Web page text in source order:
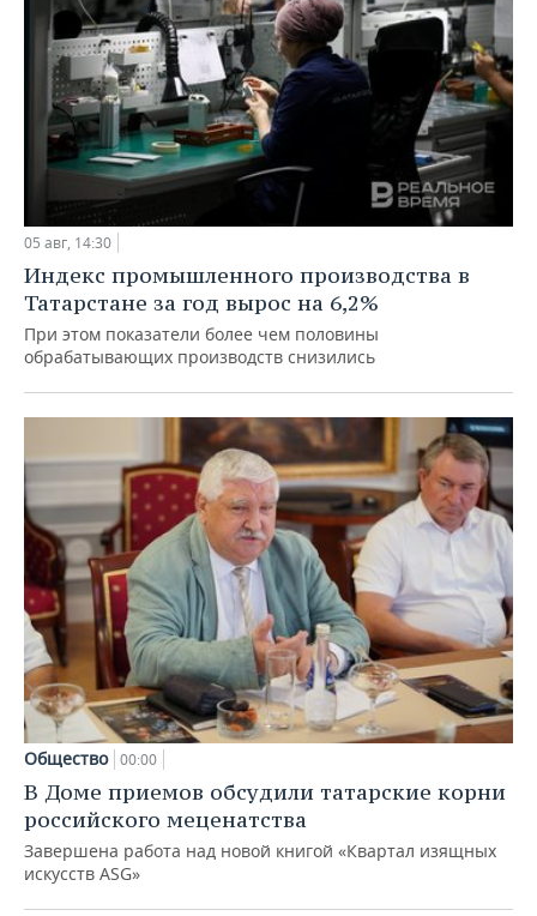
05 авг, 14:30
Индекс промышленного производства в
Татарстане за год вырос на 6,2%
При этом показатели более чем половины
обрабатывающих производств снизились
Общество 00:00
В Доме приемов обсудили татарские корни
российского меценатства
Завершена работа над новой книгой «Квартал изящных
искусств ASG»